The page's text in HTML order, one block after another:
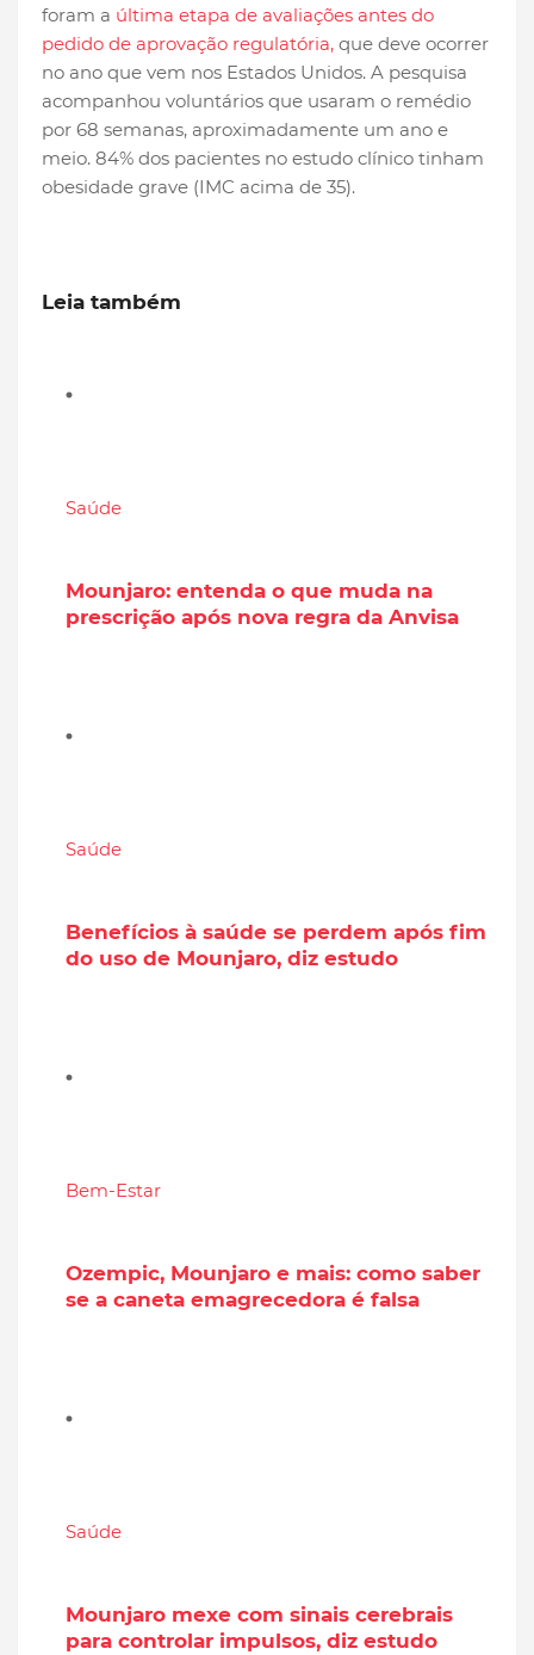
foram a última etapa de avaliações antes do
pedido de aprovação regulatória, que deve ocorrer
no ano que vem nos Estados Unidos. A pesquisa
acompanhou voluntários que usaram o remédio
por 68 semanas, aproximadamente um ano e
meio. 84% dos pacientes no estudo clínico tinham
obesidade grave (IMC acima de 35).
Leia também
Saúde
Mounjaro: entenda o que muda na
prescrição após nova regra da Anvisa
Saúde
Benefícios à saúde se perdem após fim
do uso de Mounjaro, diz estudo
Bem-Estar
Ozempic, Mounjaro e mais: como saber
se a caneta emagrecedora é falsa
Saúde
Mounjaro mexe com sinais cerebrais
para controlar impulsos, diz estudo